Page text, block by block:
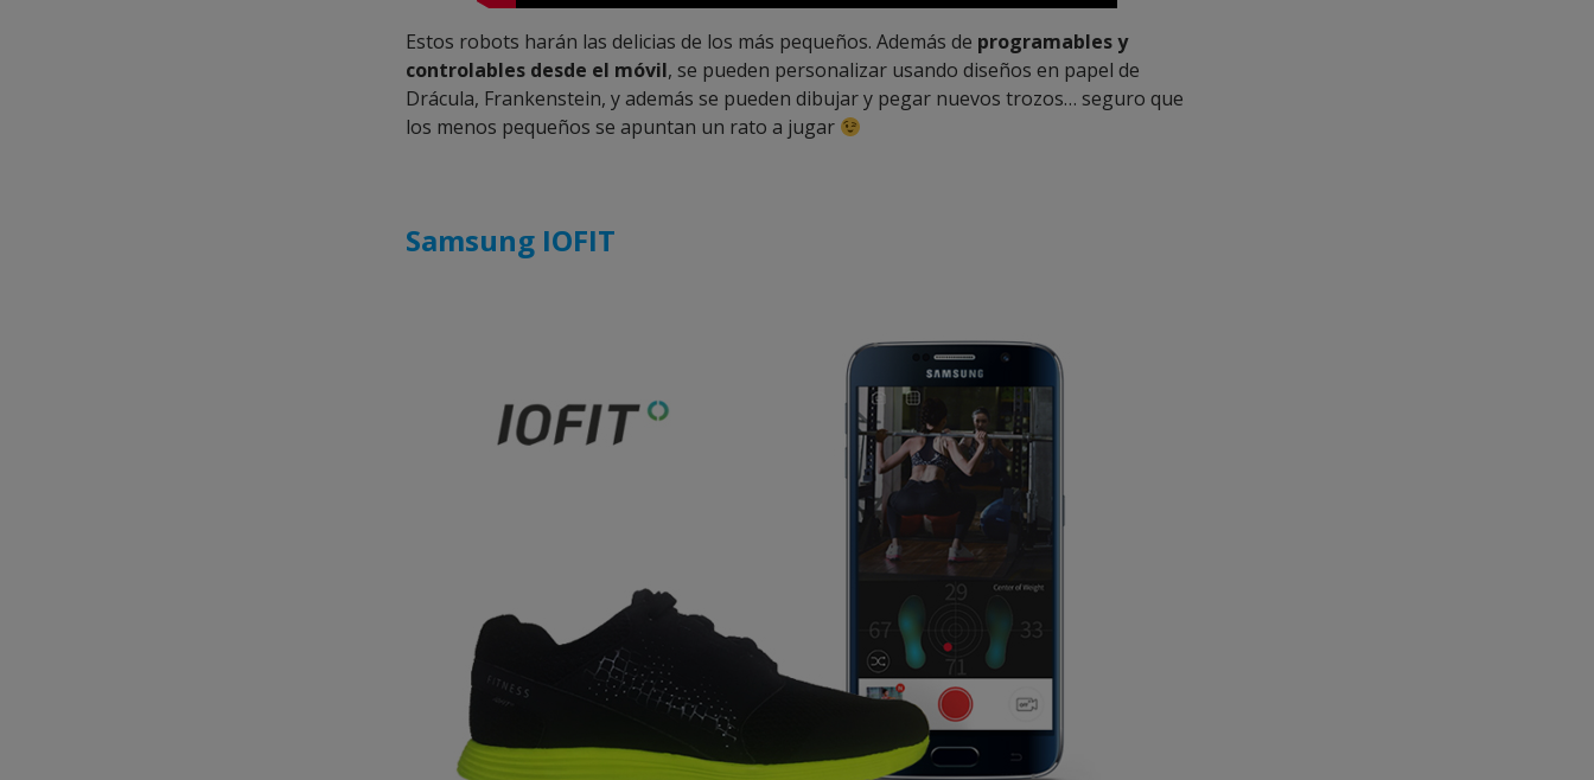
Estos robots harán las delicias de los más pequeños. Además de programables y
controlables desde el móvil, se pueden personalizar usando diseños en papel de
Drácula, Frankenstein, y además se pueden dibujar y pegar nuevos trozos… seguro que
los menos pequeños se apuntan un rato a jugar
Samsung IOFIT